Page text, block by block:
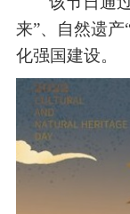
来”、自然遗
化强国建设。